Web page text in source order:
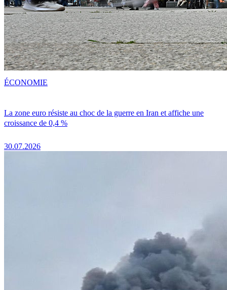
La zone euro résiste au choc de la guerre en Iran et affiche une
croissance de 0,4 %
30.07.2026
ÉCONOMIE